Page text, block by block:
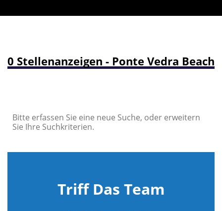
0 Stellenanzeigen - Ponte Vedra Beach
Bitte erfassen Sie eine neue Suche, oder erweitern
Sie Ihre Suchkriterien.
Triff Das Team